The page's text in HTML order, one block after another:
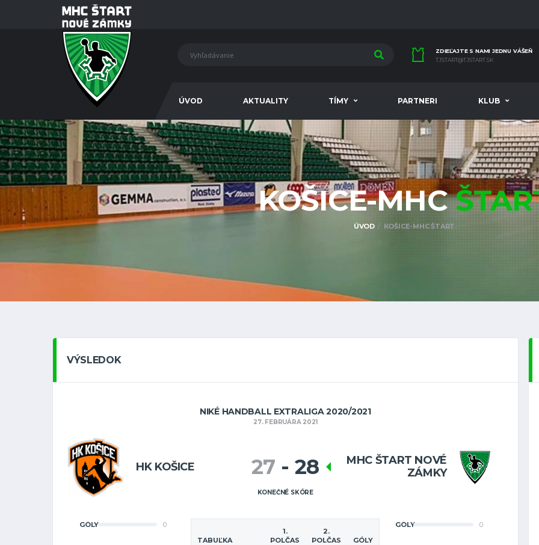
ZDIEĽAJTE S NAMI JEDNU VÁŠEŇ
TJSTART@TJSTART.SK
ÚVOD AKTUALITY TÍMY PARTNERI KLUB
KOŠICE-MHC
ÚVOD KOŠICE-MHC ŠTART
VÝSLEDOK
NIKÉ HANDBALL EXTRALIGA 2020/2021
27. FEBRUÁRA 2021
HK KOŠICE
MHC ŠTART NOVÉ
ZÁMKY
27 - 28
KONEČNÉ SKÓRE
TABUĽKA
1.
POLČAS
2.
POLČAS
GÓLY
GÓLY 0 GÓLY 0